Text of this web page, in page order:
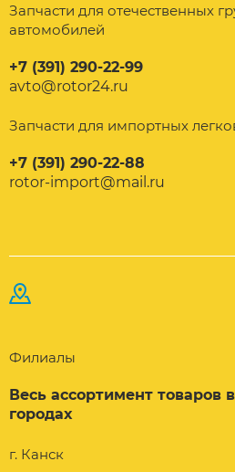
Запчасти для отечественных
автомобилей
+7 (391) 290-22-99
avto@rotor24.ru
Запчасти для импортных
+7 (391) 290-22-88
rotor-import@mail.ru
Филиалы
Весь ассортимент
городах
г. Канск